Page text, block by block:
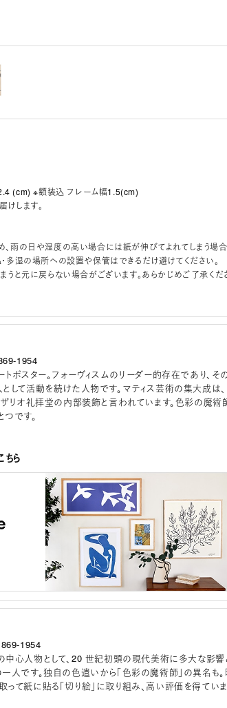
(cm) ※額装込 フレーム幅1.5(cm)
します。
、雨の日や湿度の高い場合には紙が伸びてよれてしまう場合
多湿の場所への設置や保管はできるだけ避けてください。
うと元に戻らない場合がございます。あらかじめご了承くだ
1954
ポスター。フォーヴィスムのリーダー的存在であり、そ
て活動を続けた人物です。マティス芸術の集大成は、
リオ礼拝堂の内部装飾と言われています。色彩の魔術
です。
ちら
1954
中心人物として、20 世紀初頭の現代美術に多大な影響
人です。独自の色遣いから「色彩の魔術師」の異名も
て紙に貼る「切り絵」に取り組み、高い評価を得ていま